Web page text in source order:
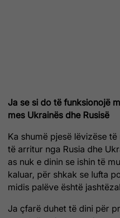
Ja se si do të funksionojë
mes Ukrainës dhe Rusisë
Ka shumë pjesë lëvizëse
të arritur nga Rusia dhe
as nuk e dinin se ishin të
kaluar, për shkak se lufta
midis palëve është
Ja çfarë duhet të dini për